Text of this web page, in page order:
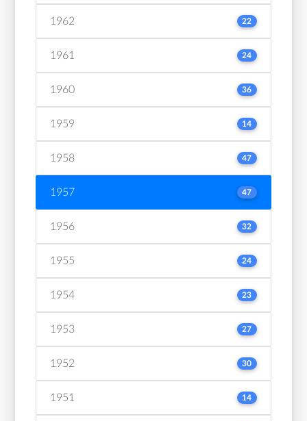
1962 22
1961 24
1960 36
1959 14
1958 47
1957 47
1956 32
1955 24
1954 23
1953 27
1952 30
1951 14